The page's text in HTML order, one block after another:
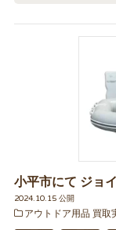
小平市にて ジョ
2024.10.15 公開
アウトドア用品 買取